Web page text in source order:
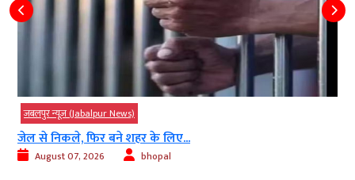
जबलपुर न्यूज़ (Jabalpur News)
27% ओबीसी आरक्षण मामले में हाईकोर्ट ने सुरक्षित...
August 06, 2026 bhopal